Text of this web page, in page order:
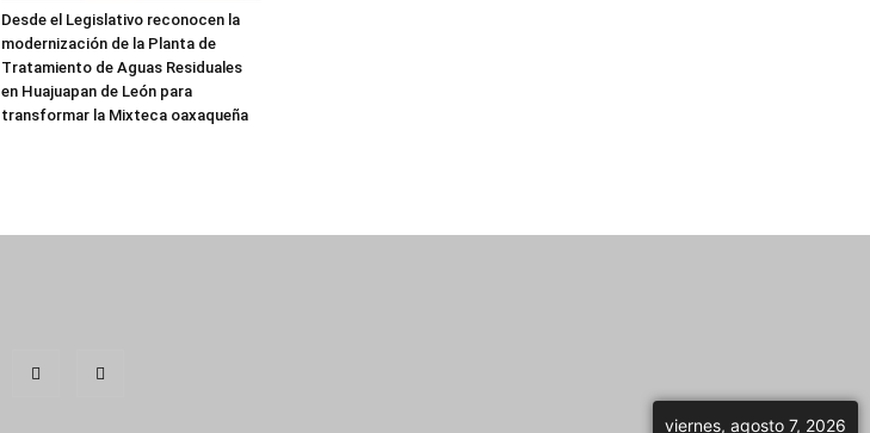
Desde el Legislativo reconocen la
modernización de la Planta de
Tratamiento de Aguas Residuales
en Huajuapan de León para
transformar la Mixteca oaxaqueña
viernes, agosto 7, 2026